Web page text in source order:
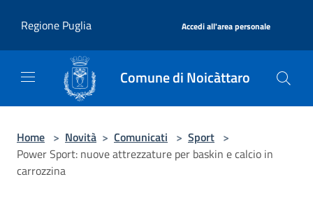
Regione Puglia
Accedi all'area personale
Comune di Noicàttaro
Home > Novità > Comunicati > Sport >
Power Sport: nuove attrezzature per baskin e calcio in
carrozzina